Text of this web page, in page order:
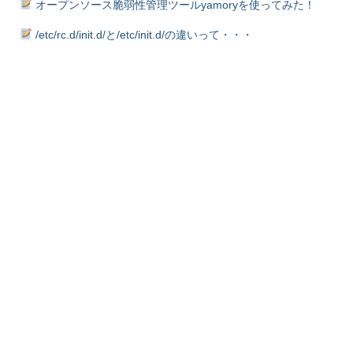
オープンソース脆弱性管理ツールyamoryを使ってみた！
/etc/rc.d/init.d/と/etc/init.d/の違いって・・・